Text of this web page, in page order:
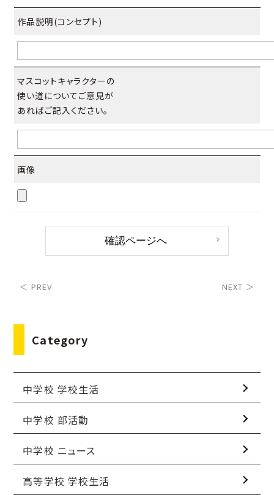
作品説明(コンセプト)
マスコットキャラクターの
使い道についてご意見が
あればご記入ください。
画像
＜ PREV NEXT ＞
Category
中学校 学校生活
中学校 部活動
中学校 ニュース
高等学校 学校生活